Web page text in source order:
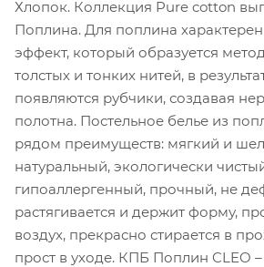
Хлопок. Коллекция Pure cotton
Поплина. Для поплина
эффект, который образуется
толстых и тонких нитей, в
появляются рубчики, создавая
полотна. Постельное белье из
рядом преимуществ: мягкий и
натуральный, экологически
гипоаллергенный, прочный, не
растягивается и держит форму,
воздух, прекрасно стирается в
прост в уходе. КПБ Поплин CLEO